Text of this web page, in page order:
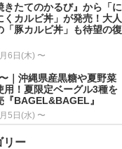
きたてのかるび』から「に
くカルビ丼」が発売！大人
「豚カルビ丼」も待望の復
6日(木) 〜
｜沖縄県産黒糖や夏野菜
用！夏限定ベーグル3種を
『BAGEL&BAGEL』
5日(水) 〜
リー